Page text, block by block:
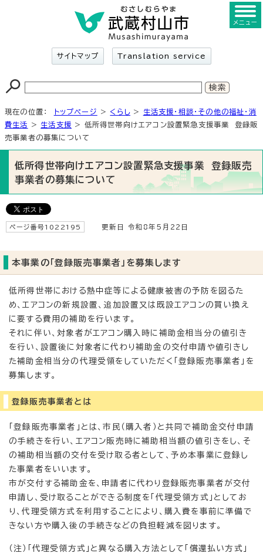
サイトマップ Translation service
メニュー
現在の位置： トップページ > くらし >
生活支援・相談・その他の福祉・消
費生活
> 生活支援 > 低所得世帯向けエアコン設置緊急支援事業 登録販
売事業者の募集について
低所得世帯向けエアコン設置緊急支援事業 登録販売
事業者の募集について
ページ番号1022195 更新日 令和8年5月22日
本事業の「登録販売事業者」を募集します
低所得世帯における熱中症等による健康被害の予防を図るた
め、エアコンの新規設置、追加設置又は既設エアコンの買い換え
に要する費用の補助を行います。
それに伴い、対象者がエアコン購入時に補助金相当分の値引き
を行い、設置後に対象者に代わり補助金の交付申請や値引きし
た補助金相当分の代理受領をしていただく「登録販売事業者」を
募集します。
登録販売事業者とは
「登録販売事業者」とは、市民（購入者）と共同で補助金交付申請
の手続きを行い、エアコン販売時に補助相当額の値引きをし、そ
の補助相当額の交付を受け取る者として、予め本事業に登録し
た事業者をいいます。
市が交付する補助金を、申請者に代わり登録販売事業者が交付
申請し、受け取ることができる制度を「代理受領方式」としてお
り、代理受領方式を利用することにより、購入費を事前に準備で
きない方や購入後の手続きなどの負担軽減を図ります。
（注）「代理受領方式」と異なる購入方法として「償還払い方式」